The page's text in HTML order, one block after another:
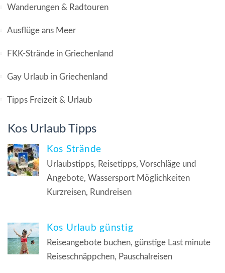
Wanderungen & Radtouren
Ausflüge ans Meer
FKK-Strände in Griechenland
Gay Urlaub in Griechenland
Tipps Freizeit & Urlaub
Kos Urlaub Tipps
Kos Strände
Urlaubstipps, Reisetipps, Vorschläge und
Angebote, Wassersport Möglichkeiten
Kurzreisen, Rundreisen
Kos Urlaub günstig
Reiseangebote buchen, günstige Last minute
Reiseschnäppchen, Pauschalreisen